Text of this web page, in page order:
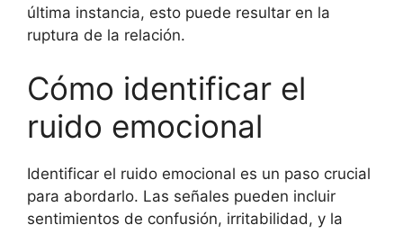
última instancia, esto puede resultar en la
ruptura de la relación.
Cómo identificar el
ruido emocional
Identificar el ruido emocional es un paso crucial
para abordarlo. Las señales pueden incluir
sentimientos de confusión, irritabilidad, y la